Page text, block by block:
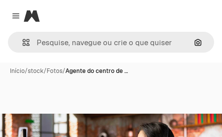
Close menu
Magnific
Início/stock/Fotos/Agente do centro de …